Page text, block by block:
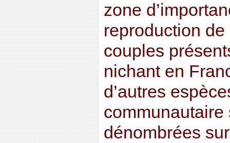
zone
reproduction de
couples
nichant en
d’autres
dénombrées